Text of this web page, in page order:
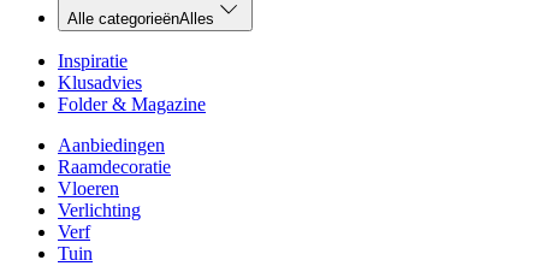
Alle categorieënAlles
Inspiratie
Klusadvies
Folder & Magazine
Aanbiedingen
Raamdecoratie
Vloeren
Verlichting
Verf
Tuin